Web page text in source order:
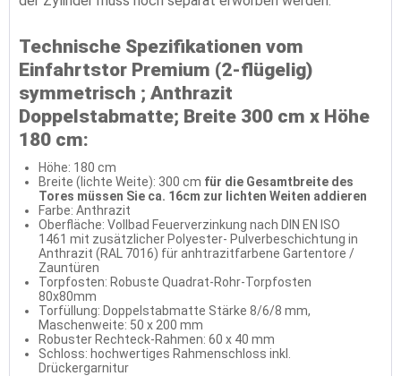
Technische Spezifikationen vom
Einfahrtstor Premium (2-flügelig)
symmetrisch ; Anthrazit
Doppelstabmatte; Breite 300 cm x Höhe
180 cm:
Höhe: 180 cm
Breite (lichte Weite): 300 cm für die Gesamtbreite des
Tores müssen Sie ca. 16cm zur lichten Weiten addieren
Farbe: Anthrazit
Oberfläche: Vollbad Feuerverzinkung nach DIN EN ISO
1461 mit zusätzlicher Polyester- Pulverbeschichtung in
Anthrazit (RAL 7016) für anhtrazitfarbene Gartentore /
Zauntüren
Torpfosten: Robuste Quadrat-Rohr-Torpfosten
80x80mm
Torfüllung: Doppelstabmatte Stärke 8/6/8 mm,
Maschenweite: 50 x 200 mm
Robuster Rechteck-Rahmen: 60 x 40 mm
Schloss: hochwertiges Rahmenschloss inkl.
Drückergarnitur